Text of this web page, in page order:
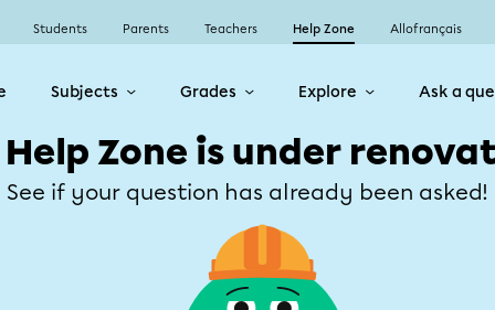
Students Parents Teachers Help Zone Allofrançais
Subjects Grades Explore Ask a
Help Zone is under
See if your question has already been asked!